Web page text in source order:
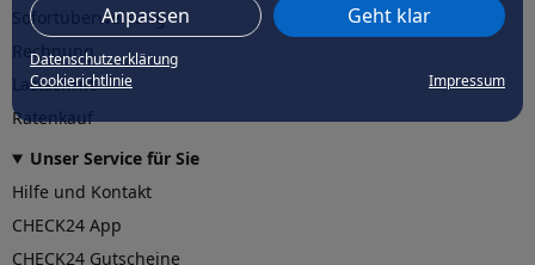
Anpassen Geht klar
Datenschutzerklärung
Cookierichtlinie
Impressum
Sofortüberweisung
Rechnung
Lastschrift
Ratenkauf
CHECK24hilftder Natur
Unser Service für Sie
Hilfe und Kontakt
CHECK24 App
CHECK24 Gutscheine